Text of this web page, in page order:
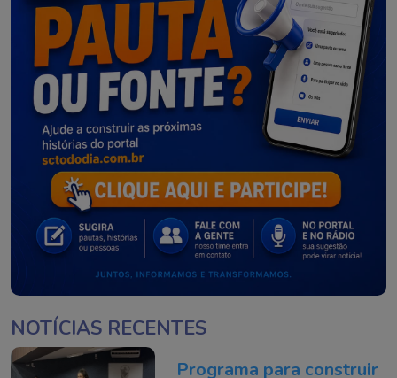
NOTÍCIAS RECENTES
Programa para construir